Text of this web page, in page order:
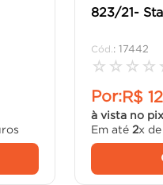
823/21-
: 17442
☆ ☆ ☆ ☆
Por:R$
à vista no pix
Em até 2x de